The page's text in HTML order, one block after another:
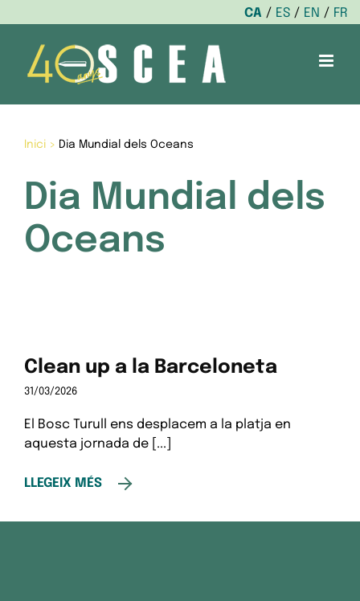
CA ES EN
FR
content
Inici> Dia Mundial dels Oceans
Dia Mundial dels
Oceans
Clean up a la Barceloneta
31/03/2026
El Bosc Turull ens desplacem a la platja en
aquesta jornada de [...]
LLEGEIX MÉS